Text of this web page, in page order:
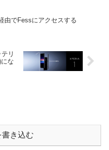
由でFessにアクセスする
リ
な
書き込む